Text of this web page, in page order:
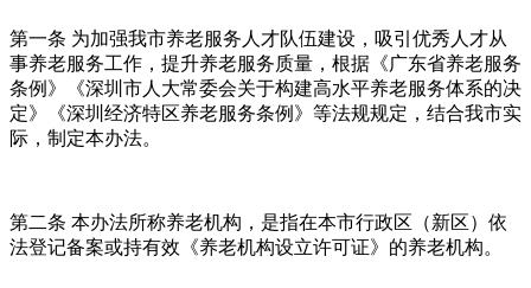
第一条 为加强我市养老服务人才队伍建设，吸引优秀人才从
事养老服务工作，提升养老服务质量，根据《广东省养老服务
条例》《深圳市人大常委会关于构建高水平养老服务体系的决
定》《深圳经济特区养老服务条例》等法规规定，结合我市实
际，制定本办法。
第二条 本办法所称养老机构，是指在本市行政区（新区）依
法登记备案或持有效《养老机构设立许可证》的养老机构。